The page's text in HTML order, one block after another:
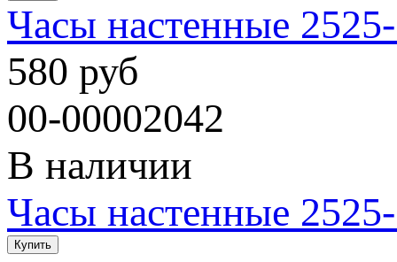
Часы настенные
580 руб
00-00002042
В наличии
Часы настенные